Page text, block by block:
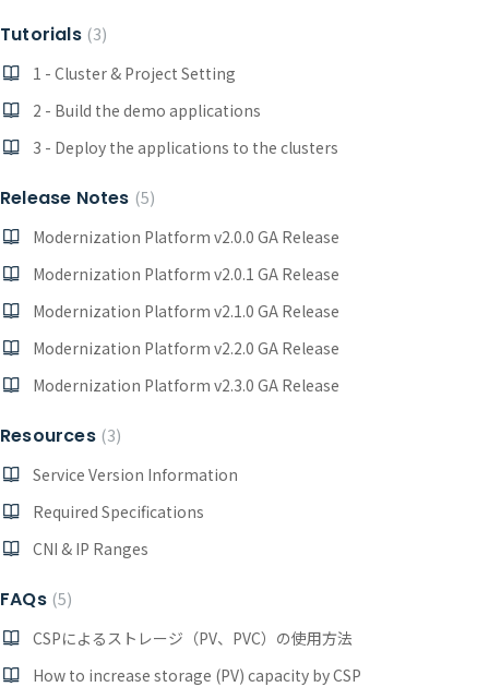
Tutorials 3
1 - Cluster & Project Setting
2 - Build the demo applications
3 - Deploy the applications to the clusters
Release Notes 5
Modernization Platform v2.0.0 GA Release
Modernization Platform v2.0.1 GA Release
Modernization Platform v2.1.0 GA Release
Modernization Platform v2.2.0 GA Release
Modernization Platform v2.3.0 GA Release
Resources 3
Service Version Information
Required Specifications
CNI & IP Ranges
FAQs 5
CSPによるストレージ（PV、PVC）の使用方法
How to increase storage (PV) capacity by CSP